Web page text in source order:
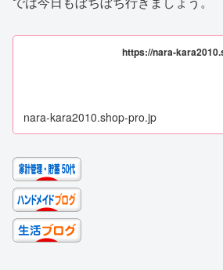
https://nara-
nara-kara2010.shop-pro.jp